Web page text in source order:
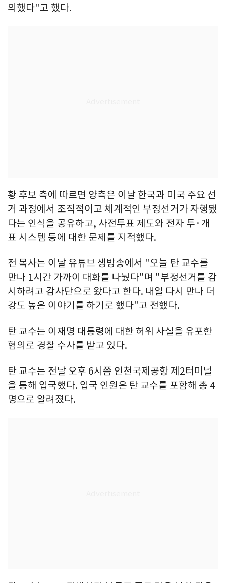
의했다"고 했다.
황 후보 측에 따르면 양측은 이날 한국과 미국 주요 선
거 과정에서 조직적이고 체계적인 부정선거가 자행됐
다는 인식을 공유하고, 사전투표 제도와 전자 투·개
표 시스템 등에 대한 문제를 지적했다.
전 목사는 이날 유튜브 생방송에서 "오늘 탄 교수를
만나 1시간 가까이 대화를 나눴다"며 "부정선거를 감
시하려고 감사단으로 왔다고 한다. 내일 다시 만나 더
강도 높은 이야기를 하기로 했다"고 전했다.
탄 교수는 이재명 대통령에 대한 허위 사실을 유포한
혐의로 경찰 수사를 받고 있다.
탄 교수는 전날 오후 6시쯤 인천국제공항 제2터미널
을 통해 입국했다. 입국 인원은 탄 교수를 포함해 총 4
명으로 알려졌다.